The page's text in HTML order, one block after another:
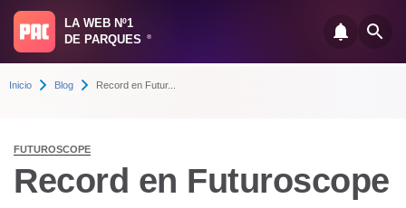
LA WEB Nº1
DE PARQUES
®
Inicio Blog Record en Futur...
FUTUROSCOPE
Record en Futuroscope